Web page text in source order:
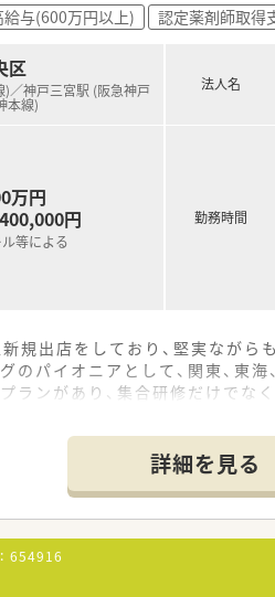
舗を展開している大手調剤薬局
みを大切にし、皆様に信頼され
ク門前や医療モールが全体の約
給与(600万円以上) 認定薬剤師取得
区
／神戸三宮駅 (阪急神戸
本線)
万円
円
等による
法人名
勤務時間
規出店をしており、堅実ながら
パイオニアとして、関東、東
ランがあり、集合研修だけでな
剤師（土日休み・19時までの勤務
く「医療モール・クリニック併設
取り組んでおり「訪問調剤特化
定企業」「健康経営優良法人
事制度、評価制度、キャリア支
詳細を見る
654916